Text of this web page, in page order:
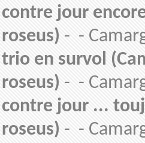
contre jour
roseus) - -
trio en survol
roseus) - -
contre jour ...
roseus) - -